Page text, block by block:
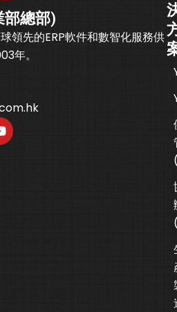
部總部)
領先的ERP軟件和數智化服務供
年。